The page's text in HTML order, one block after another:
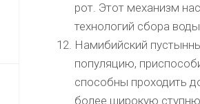
рот. Этот механизм
технологий сбора
Намибийский
популяцию,
способны проходить
более широкую